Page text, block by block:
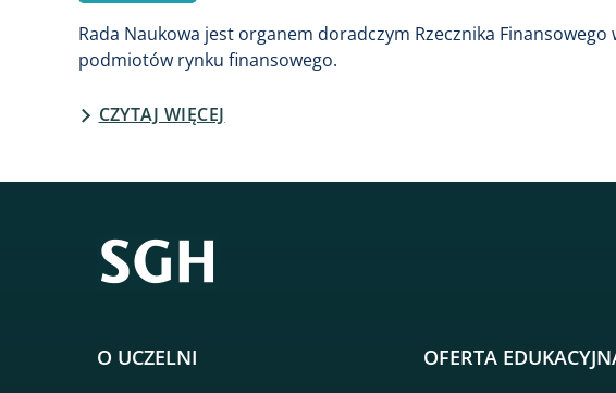
Rada Naukowa jest organem doradczym Rzecznika
podmiotów rynku finansowego.
CZYTAJ WIĘCEJ
O UCZELNI OFERTA